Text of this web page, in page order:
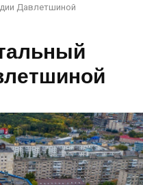
Давлетшиной